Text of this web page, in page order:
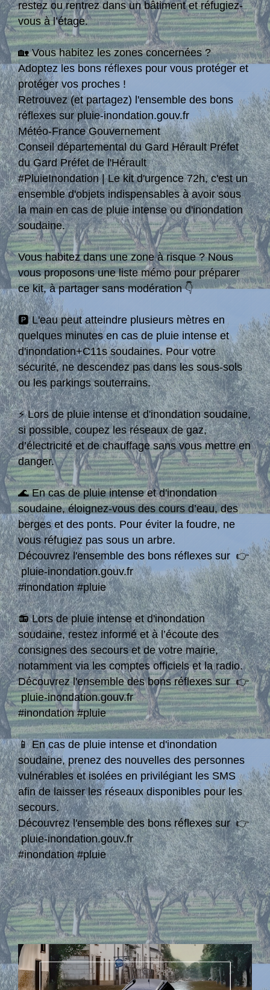
restez ou rentrez dans un bâtiment et réfugiez-
vous à l’étage.
🏡 Vous habitez les zones concernées ?
Adoptez les bons réflexes pour vous protéger et
protéger vos proches !
Retrouvez (et partagez) l'ensemble des bons
réflexes sur pluie-inondation.gouv.fr
Météo-France Gouvernement
Conseil départemental du Gard Hérault Préfet
du Gard Préfet de l'Hérault
#PluieInondation | Le kit d'urgence 72h, c'est un
ensemble d'objets indispensables à avoir sous
la main en cas de pluie intense ou d'inondation
soudaine.
Vous habitez dans une zone à risque ? Nous
vous proposons une liste mémo pour préparer
ce kit, à partager sans modération 👇
🅿️ L'eau peut atteindre plusieurs mètres en
quelques minutes en cas de pluie intense et
d'inondation+C11s soudaines. Pour votre
sécurité, ne descendez pas dans les sous-sols
ou les parkings souterrains.
⚡ Lors de pluie intense et d'inondation soudaine,
si possible, coupez les réseaux de gaz,
d’électricité et de chauffage sans vous mettre en
danger.
🌊 En cas de pluie intense et d'inondation
soudaine, éloignez-vous des cours d’eau, des
berges et des ponts. Pour éviter la foudre, ne
vous réfugiez pas sous un arbre.
Découvrez l'ensemble des bons réflexes sur 👉
pluie-inondation.gouv.fr
#inondation #pluie
📻 Lors de pluie intense et d'inondation
soudaine, restez informé et à l’écoute des
consignes des secours et de votre mairie,
notamment via les comptes officiels et la radio.
Découvrez l'ensemble des bons réflexes sur 👉
pluie-inondation.gouv.fr
#inondation #pluie
📱 En cas de pluie intense et d'inondation
soudaine, prenez des nouvelles des personnes
vulnérables et isolées en privilégiant les SMS
afin de laisser les réseaux disponibles pour les
secours.
Découvrez l'ensemble des bons réflexes sur 👉
pluie-inondation.gouv.fr
#inondation #pluie